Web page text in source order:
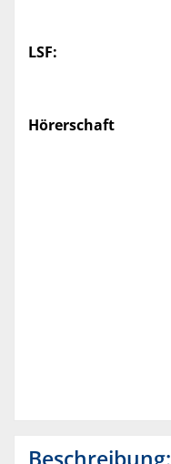
LSF:
Hörerschaft